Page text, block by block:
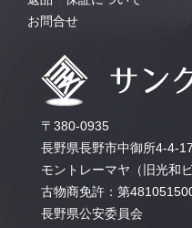
お問合せ
〒380-0935
長野県長野市中御所4-4-17
モントレーマヤ（旧光和
古物商免許：第
長野県公安委員会